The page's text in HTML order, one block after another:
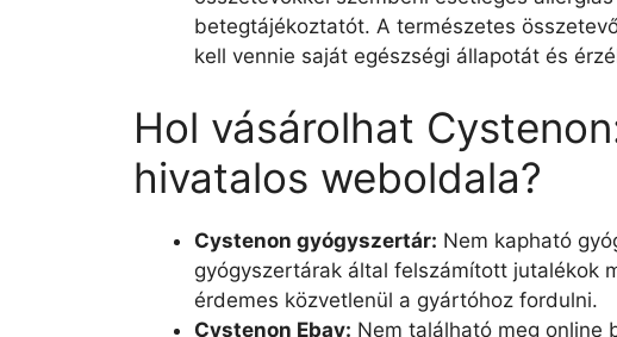
betegtájékoztatót. A természetes
kell vennie saját egészségi állapotát és
Hol vásárolhat
hivatalos weboldala?
Cystenon gyógyszertár: Nem kapható
gyógyszertárak által felszámított jutalékok
érdemes közvetlenül a gyártóhoz fordulni.
Cystenon Ebay: Nem található meg online